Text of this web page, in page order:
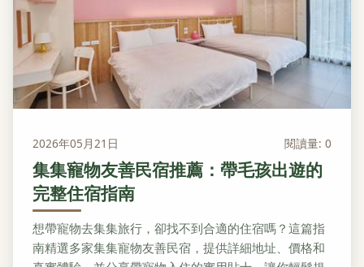
2026年05月21日 閱讀量: 0
集集寵物友善民宿推薦：帶毛孩出遊的
完整住宿指南
想帶寵物去集集旅行，卻找不到合適的住宿嗎？這篇指
南精選多家集集寵物友善民宿，提供詳細地址、價格和